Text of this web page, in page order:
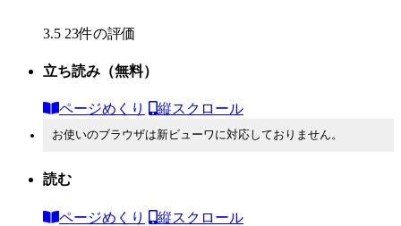
3.5 23件の評価
立ち読み （無料）
ページめくり 縦スクロール
お使いのブラウザは新ビューワに対応しておりません。
読む
ページめくり 縦スクロール